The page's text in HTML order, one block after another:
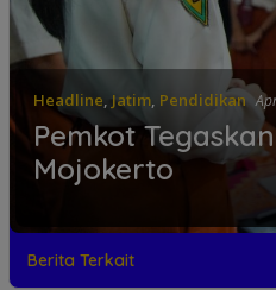
Headline, Jatim, Pendidikan
Pemkot
Mojokerto
Berita Terkait